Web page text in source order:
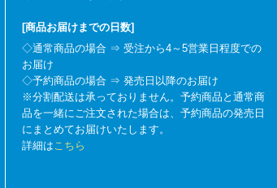
[商品お届けまでの日数]
◇通常商品の場合 ⇒ 受注から4～5営業日程度での
お届け
◇予約商品の場合 ⇒ 発売日以降のお届け
※分割配送は承っておりません。予約商品と通常商
品を一緒にご注文された場合は、予約商品の発売日
にまとめてお届けいたします。
詳細はこちら